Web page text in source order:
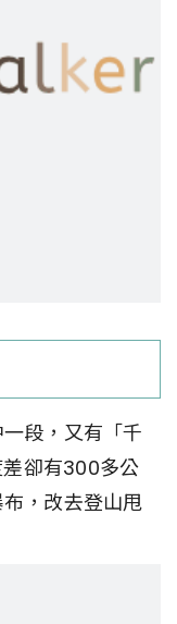
段，又有「千
卻有300多公
，改去登山甩